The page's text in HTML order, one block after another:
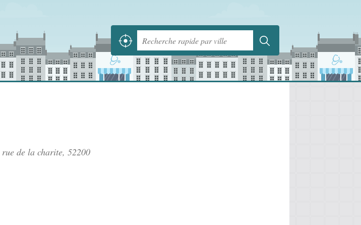
rue de la charite, 52200